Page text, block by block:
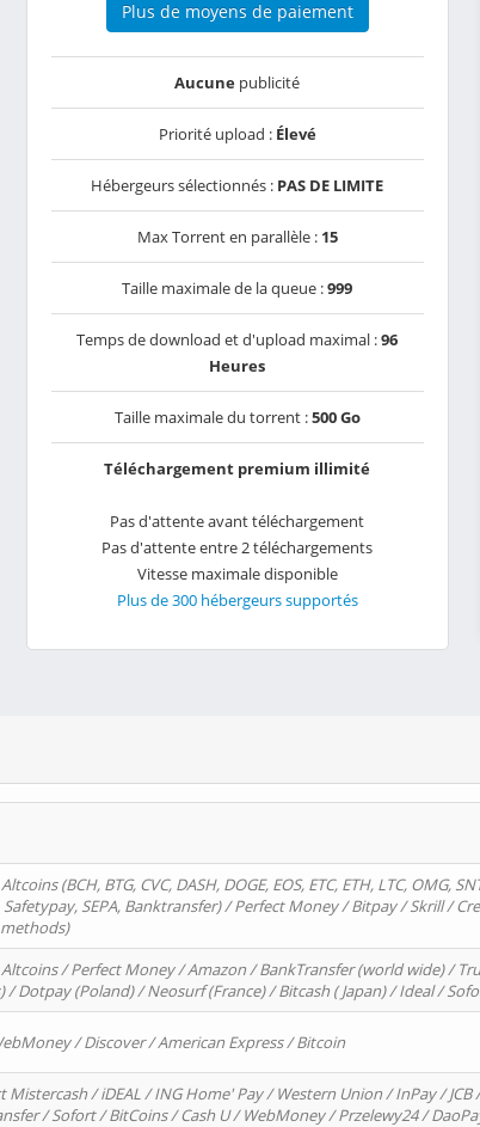
Plus de moyens de paiement
Aucune publicité
Priorité upload : Élevé
Hébergeurs sélectionnés : PAS DE LIMITE
Max Torrent en parallèle : 15
Taille maximale de la queue :999
Temps de download et d'upload maximal :96
Heures
Taille maximale du torrent :500 Go
Téléchargement premium illimité
Pas d'attente avant téléchargement
Pas d'attente entre 2 téléchargements
Vitesse maximale disponible
Plus de 300 hébergeurs supportés
(BCH, BTG, CVC, DASH, DOGE, EOS, ETC, ETH, LTC, OMG,
SEPA, Banktransfer) / Perfect Money / Bitpay / Skrill /
/ Perfect Money / Amazon / BankTransfer (world wide) /
/ Dotpay (Poland) / Neosurf (France) / Bitcash ( Japan) / Ideal /
/ Discover / American Express / Bitcoin
/ iDEAL / ING Home' Pay / Western Union / InPay / JCB
/ Sofort / BitCoins / Cash U / WebMoney / Przelewy24 /